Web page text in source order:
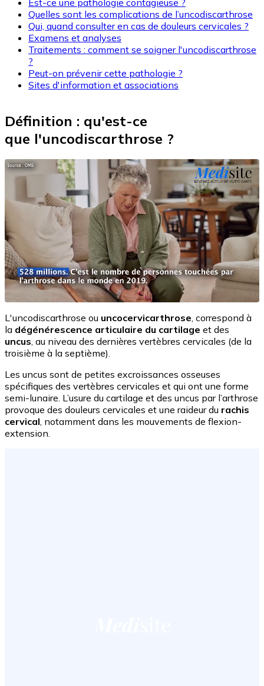
Est-ce une pathologie contagieuse ?
Quelles sont les complications de l’uncodiscarthrose
Qui, quand consulter en cas de douleurs cervicales ?
Examens et analyses
Traitements : comment se soigner l'uncodiscarthrose
?
Peut-on prévenir cette pathologie ?
Sites d'information et associations
Définition : qu'est-ce
que l'uncodiscarthrose ?
L'uncodiscarthrose ou uncocervicarthrose, correspond à
la dégénérescence articulaire du cartilage et des
uncus, au niveau des dernières vertèbres cervicales (de la
troisième à la septième).
Les uncus sont de petites excroissances osseuses
spécifiques des vertèbres cervicales et qui ont une forme
semi-lunaire. L’usure du cartilage et des uncus par l’arthrose
provoque des douleurs cervicales et une raideur du rachis
cervical, notamment dans les mouvements de flexion-
extension.